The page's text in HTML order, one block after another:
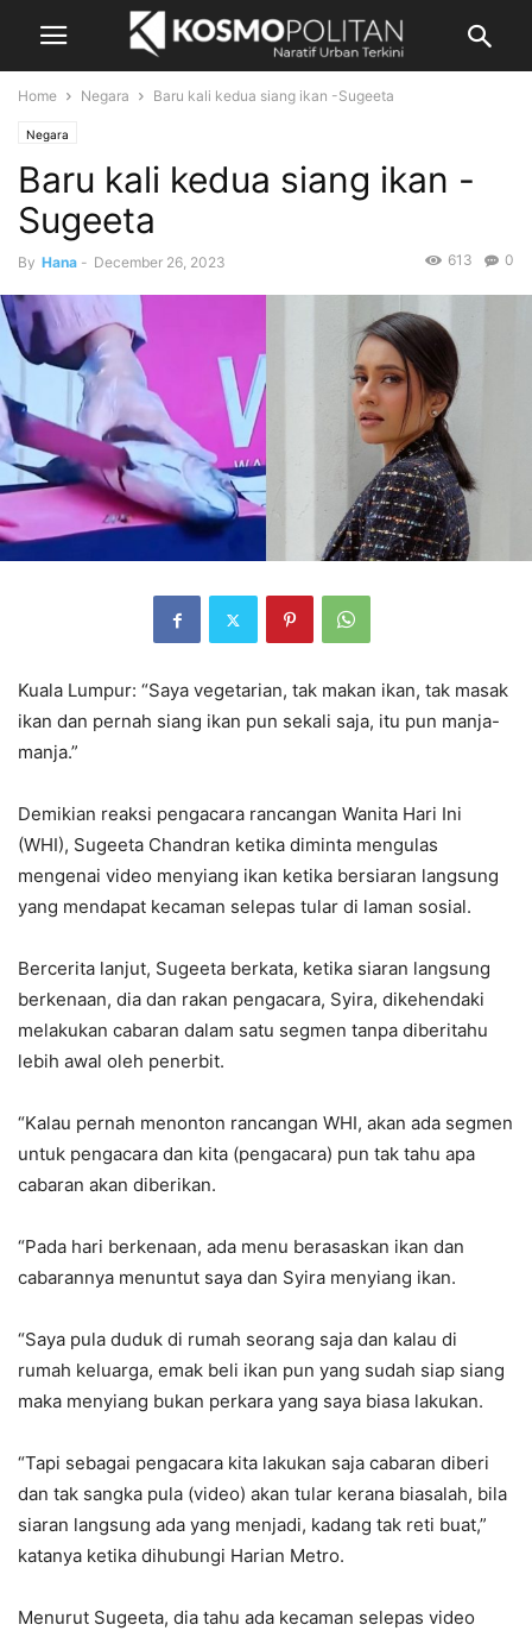
Home Negara Baru kali kedua siang ikan -Sugeeta
Negara
Baru kali kedua siang ikan -
Sugeeta
By Hana - December 26, 2023 0
613
Kuala Lumpur: “Saya vegetarian, tak makan ikan, tak masak
ikan dan pernah siang ikan pun sekali saja, itu pun manja-
manja.”
Demikian reaksi pengacara rancangan Wanita Hari Ini
(WHI), Sugeeta Chandran ketika diminta mengulas
mengenai video menyiang ikan ketika bersiaran langsung
yang mendapat kecaman selepas tular di laman sosial.
Bercerita lanjut, Sugeeta berkata, ketika siaran langsung
berkenaan, dia dan rakan pengacara, Syira, dikehendaki
melakukan cabaran dalam satu segmen tanpa diberitahu
lebih awal oleh penerbit.
“Kalau pernah menonton rancangan WHI, akan ada segmen
untuk pengacara dan kita (pengacara) pun tak tahu apa
cabaran akan diberikan.
“Pada hari berkenaan, ada menu berasaskan ikan dan
cabarannya menuntut saya dan Syira menyiang ikan.
“Saya pula duduk di rumah seorang saja dan kalau di
rumah keluarga, emak beli ikan pun yang sudah siap siang
maka menyiang bukan perkara yang saya biasa lakukan.
“Tapi sebagai pengacara kita lakukan saja cabaran diberi
dan tak sangka pula (video) akan tular kerana biasalah, bila
siaran langsung ada yang menjadi, kadang tak reti buat,”
katanya ketika dihubungi Harian Metro.
Menurut Sugeeta, dia tahu ada kecaman selepas video